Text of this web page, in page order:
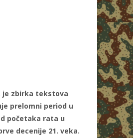
je zbirka tekstova
prelomni period u
početaka rata u
decenije 21. veka.